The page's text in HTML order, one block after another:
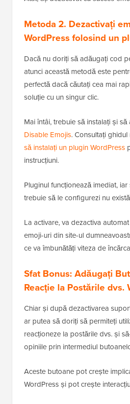
Metoda 2. Dezactivați
WordPress folosind un
Dacă nu doriți să adăugați cod
atunci această metodă este
perfectă dacă căutați cea mai
soluție cu un singur clic.
Mai întâi, trebuie să instalați și
Disable Emojis. Consultați
să instalați un plugin WordPress
instrucțiuni.
Pluginul funcționează imediat,
trebuie să le configurezi nu
La activare, va dezactiva
emoji-uri din site-ul
ce va îmbunătăți viteza de
Sfat Bonus: Adăugați
Reacție la Postările dvs.
Chiar și după dezactivarea
ar putea să doriți să permiteți
reacționeze la postările dvs. și
opiniile prin intermediul
Aceste butoane pot crește
WordPress și pot crește